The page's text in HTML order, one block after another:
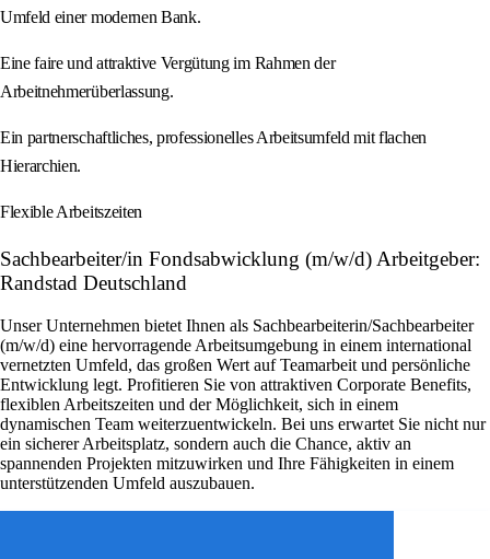
Umfeld einer modernen Bank.
Eine faire und attraktive Vergütung im Rahmen der
Arbeitnehmerüberlassung.
Ein partnerschaftliches, professionelles Arbeitsumfeld mit flachen
Hierarchien.
Flexible Arbeitszeiten
Sachbearbeiter/in Fondsabwicklung (m/w/d) Arbeitgeber:
Randstad Deutschland
Unser Unternehmen bietet Ihnen als Sachbearbeiterin/Sachbearbeiter
(m/w/d) eine hervorragende Arbeitsumgebung in einem international
vernetzten Umfeld, das großen Wert auf Teamarbeit und persönliche
Entwicklung legt. Profitieren Sie von attraktiven Corporate Benefits,
flexiblen Arbeitszeiten und der Möglichkeit, sich in einem
dynamischen Team weiterzuentwickeln. Bei uns erwartet Sie nicht nur
ein sicherer Arbeitsplatz, sondern auch die Chance, aktiv an
spannenden Projekten mitzuwirken und Ihre Fähigkeiten in einem
unterstützenden Umfeld auszubauen.